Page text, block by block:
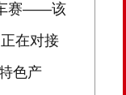
车赛——该
在对接
色产